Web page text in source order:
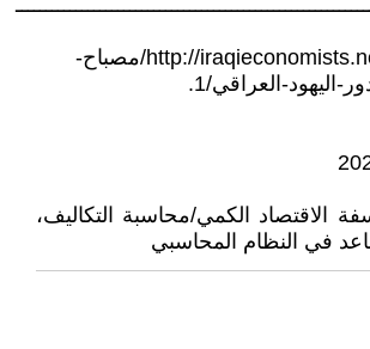
http://iraqieconomists.net/ar/2023/01/03/مصباح-
اليهود-العراقي/1.
الاقتصاد الكمي/محاسبة التكاليف،
في النظام المحاسبي